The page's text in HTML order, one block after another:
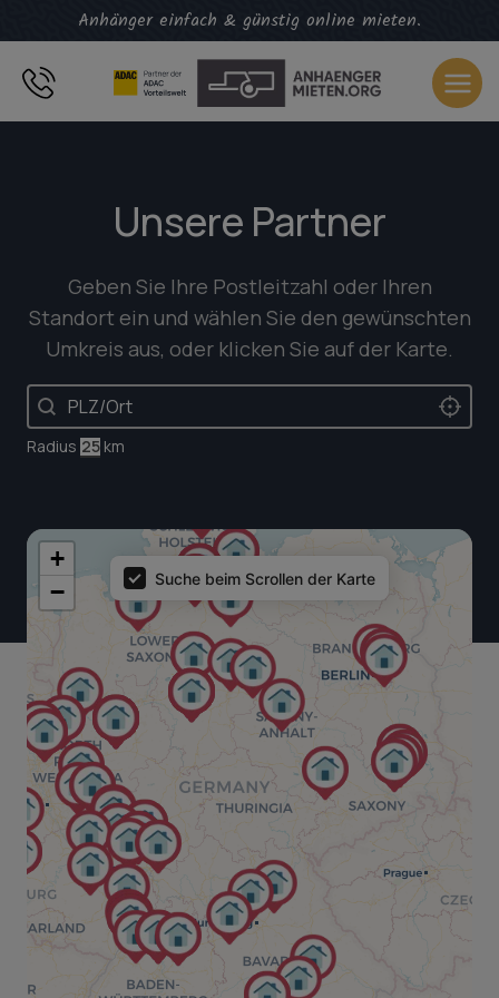
Inhalt
springen
Anhänger einfach & günstig online mieten.
Unsere Partner
Geben Sie Ihre Postleitzahl oder Ihren
Standort ein und wählen Sie den gewünschten
Umkreis aus, oder klicken Sie auf der Karte.
PLZ oder Ort Trailers
Geolocation
Radius km
Trailers Map
+
−
Suche beim Scrollen der Karte